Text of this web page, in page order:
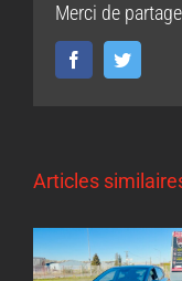
Merci de
FacebookTwitter
Articles